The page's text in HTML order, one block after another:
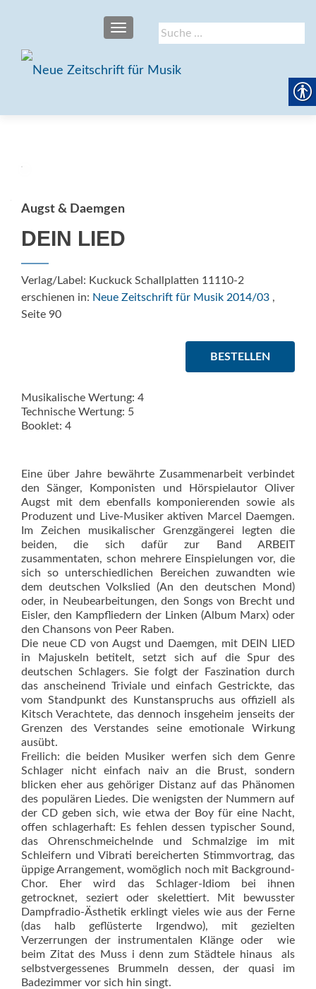
Suche
nach:
SCHALTE NAVIGATION
Augst & Daemgen
DEIN LIED
Verlag/Label: Kuckuck Schallplatten 11110-2
erschienen in: Neue Zeitschrift für Musik 2014/03 ,
Seite 90
BESTELLEN
Musikalische Wertung: 4
Technische Wertung: 5
Booklet: 4
Eine über Jahre bewährte Zusammenarbeit verbindet
den Sänger, Komponisten und Hörspielautor Oli­ver
Augst mit dem ebenfalls komponierenden sowie als
Produzent und Live-Musiker aktiven Marcel Daemgen.
Im Zeichen musika­lischer Grenzgängerei legten die
beiden, die sich dafür zur Band ARBEIT
zusammentaten, schon mehrere Einspielungen vor, die
sich so unterschiedlichen Bereichen zuwandten wie
dem deutschen Volkslied (An den deutschen Mond)
oder, in Neubearbeitungen, den Songs von Brecht und
Eisler, den Kampfliedern der Linken (Album Marx) oder
den Chansons von Peer Raben.
Die neue CD von Augst und Daemgen, mit DEIN LIED
in Majuskeln betitelt, setzt sich auf die Spur des
deutschen Schlagers. Sie folgt der Faszination durch
das anscheinend Triviale und einfach Gestrickte, das
vom Standpunkt des Kunstanspruchs aus offiziell als
Kitsch Verachtete, das dennoch insgeheim jenseits der
Grenzen des Verstandes seine emotionale Wirkung
ausübt.
Freilich: die beiden Musiker werfen sich dem Genre
Schlager nicht einfach naiv an die Brust, sondern
blicken eher aus gehöriger Distanz auf das Phänomen
des populären Lie­des. Die wenigsten der Nummern auf
der CD geben sich, wie etwa der Boy für eine Nacht,
offen schlagerhaft: Es fehlen dessen typischer Sound,
das Ohrenschmeichelnde und Schmalzige im mit
Schleifern und Vibrati bereicherten Stimmvortrag, das
üppige Arrangement, womöglich noch mit Background-
Chor. Eher wird das Schlager-Idiom bei ihnen
getrocknet, seziert oder skelettiert. Mit bewusster
Dampfradio-Ästhetik erklingt vieles wie aus der Ferne
(das halb geflüsterte Irgendwo), mit gezielten
Verzerrungen der instrumentalen Klänge oder  wie
beim Zitat des Muss i denn zum Städtele hinaus  als
selbstvergessenes Brummeln dessen, der quasi im
Badezimmer vor sich hin singt.